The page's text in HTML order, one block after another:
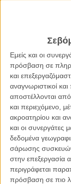
Εμείς και οι
πρόσβαση σε
και
αναγνωριστικοί
αποστέλλονται από
και περιεχόμενο,
ακροατηρίου και
και οι συνεργάτες
δεδομένα
σάρωσης συσκευών.
στην επεξεργασία
περιγράφεται
πρόσβαση σε πιο
Ουκρανία: Το
η Αγγελα
04 ΜΑΡ 2014
Ουκρανοί
οχι στη
ΝΕΑ /06 ΜΑΡ 2014/
H Ευρωπαϊκή
του Ουκρανού
Ρωσικές Αρχές
/ 11 ΙΟΥΝ 2014 /